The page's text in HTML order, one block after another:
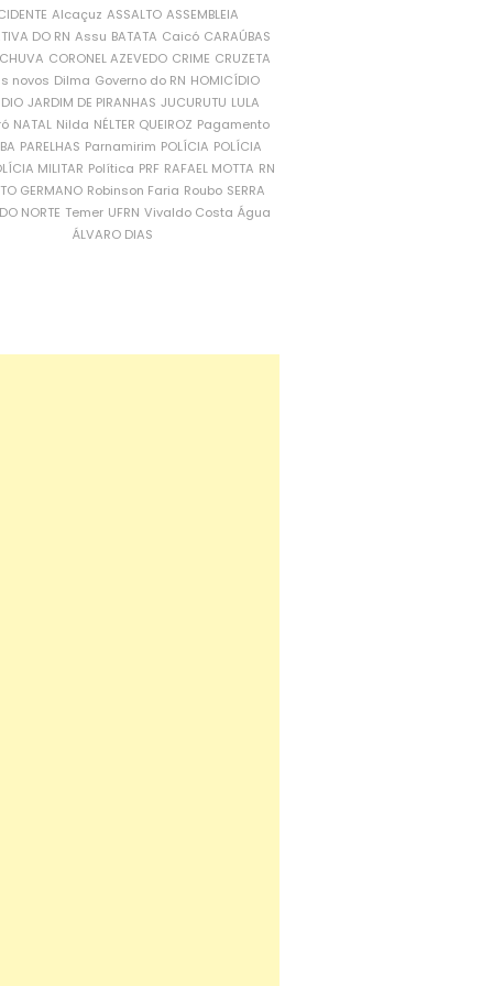
Alcaçuz ASSALTO ASSEMBLEIA
DO RN Assu BATATA Caicó CARAÚBAS
CORONEL AZEVEDO CRIME CRUZETA
novos Dilma Governo do RN HOMICÍDIO
JARDIM DE PIRANHAS JUCURUTU LULA
NATAL Nilda NÉLTER QUEIROZ Pagamento
PARELHAS Parnamirim POLÍCIA POLÍCIA
MILITAR Política PRF RAFAEL MOTTA RN
GERMANO Robinson Faria Roubo SERRA
NORTE Temer UFRN Vivaldo Costa Água
ÁLVARO DIAS